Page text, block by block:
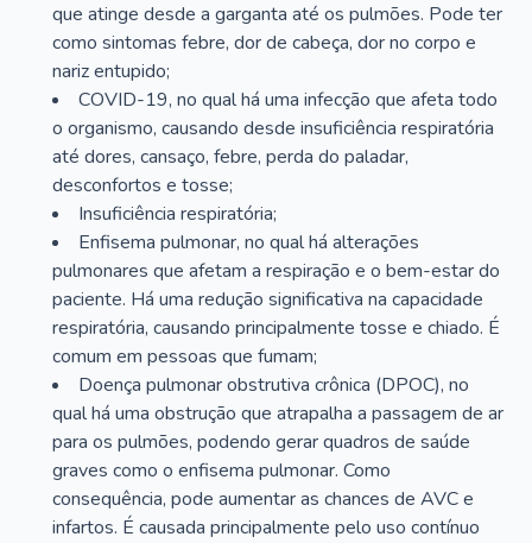
que atinge desde a garganta até os pulmões. Pode ter
como sintomas febre, dor de cabeça, dor no corpo e
nariz entupido;
COVID-19, no qual há uma infecção que afeta todo
o organismo, causando desde insuficiência respiratória
até dores, cansaço, febre, perda do paladar,
desconfortos e tosse;
Insuficiência respiratória;
Enfisema pulmonar, no qual há alterações
pulmonares que afetam a respiração e o bem-estar do
paciente. Há uma redução significativa na capacidade
respiratória, causando principalmente tosse e chiado. É
comum em pessoas que fumam;
Doença pulmonar obstrutiva crônica (DPOC), no
qual há uma obstrução que atrapalha a passagem de ar
para os pulmões, podendo gerar quadros de saúde
graves como o enfisema pulmonar. Como
consequência, pode aumentar as chances de AVC e
infartos. É causada principalmente pelo uso contínuo